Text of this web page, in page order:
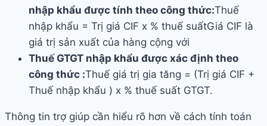
nhập khẩu được tính theo công thức:Thuế
nhập khẩu = Trị giá CIF x % thuế suấtGiá CIF là
giá trị sản xuất của hàng cộng với
Thuế GTGT nhập khẩu được xác định theo
công thức :Thuế giá trị gia tăng = (Trị giá CIF +
Thuế nhập khẩu ) x % thuế suất GTGT.
Thông tin trợ giúp cần hiểu rõ hơn về cách tính toán